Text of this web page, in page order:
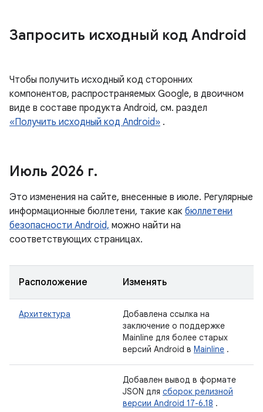
Запросить исходный код Android
Чтобы получить исходный код сторонних
компонентов, распространяемых Google, в двоичном
виде в составе продукта Android, см. раздел
«Получить исходный код Android» .
Июль 2026 г.
Это изменения на сайте, внесенные в июле. Регулярные
информационные бюллетени, такие как бюллетени
безопасности Android, можно найти на
соответствующих страницах.
Расположение Изменять
Архитектура
Добавлена ​​ссылка на
заключение о поддержке
Mainline для более старых
версий Android в Mainline .
Добавлен вывод в формате
JSON для сборок релизной
версии Android 17-6.18 .